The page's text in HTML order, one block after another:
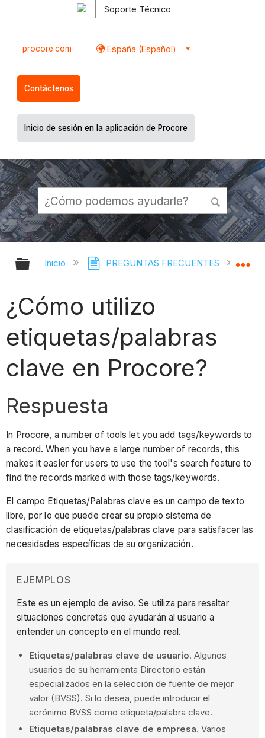
Soporte Técnico
procore.com España (Español)
Contáctenos
Inicio de sesión en la aplicación de Procore
Expandir/contraer jerarquía global
Inicio PREGUNTAS FRECUENTES
¿Cómo utilizo
etiquetas/palabras
clave en Procore?
Respuesta
In Procore, a number of tools let you add tags/keywords to
a record. When you have a large number of records, this
makes it easier for users to use the tool's search feature to
find the records marked with those tags/keywords.
El campo Etiquetas/Palabras clave es un campo de texto
libre, por lo que puede crear su propio sistema de
clasificación de etiquetas/palabras clave para satisfacer las
necesidades específicas de su organización.
EJEMPLOS
Este es un ejemplo de aviso. Se utiliza para resaltar
situaciones concretas que ayudarán al usuario a
entender un concepto en el mundo real.
Etiquetas/palabras clave de usuario. Algunos
usuarios de su herramienta Directorio están
especializados en la selección de fuente de mejor
valor (BVSS). Si lo desea, puede introducir el
acrónimo BVSS como etiqueta/palabra clave.
Etiquetas/palabras clave de empresa. Varios